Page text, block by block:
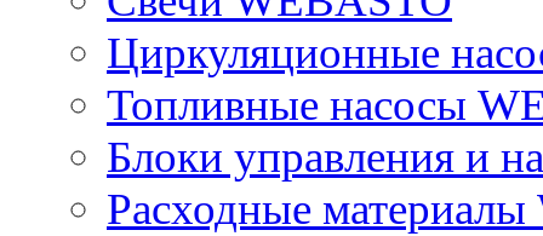
Циркуляционные
Топливные насосы
Блоки управления и
Расходные